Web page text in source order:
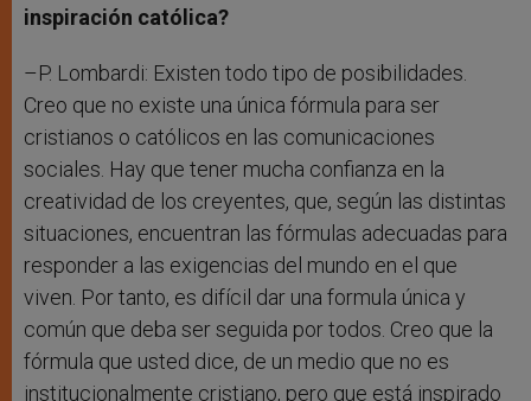
inspiración católica?
–P. Lombardi: Existen todo tipo de posibilidades.
Creo que no existe una única fórmula para ser
cristianos o católicos en las comunicaciones
sociales. Hay que tener mucha confianza en la
creatividad de los creyentes, que, según las distintas
situaciones, encuentran las fórmulas adecuadas para
responder a las exigencias del mundo en el que
viven. Por tanto, es difícil dar una formula única y
común que deba ser seguida por todos. Creo que la
fórmula que usted dice, de un medio que no es
institucionalmente cristiano, pero que está inspirado